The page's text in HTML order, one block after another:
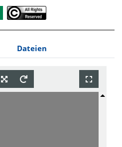
Dateien